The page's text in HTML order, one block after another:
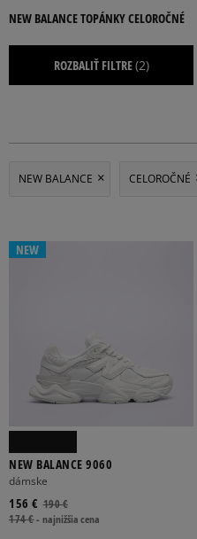
NEW BALANCE TOPÁNKY CELOROČNÉ
ROZBALIŤ FILTRE(2)
OD DO
ADIDAS
NEW BALANCE CELOROČNÉ
NEW
NEW BALANCE 9060
dámske
190 €
156 €
174 €-najnižšia cena